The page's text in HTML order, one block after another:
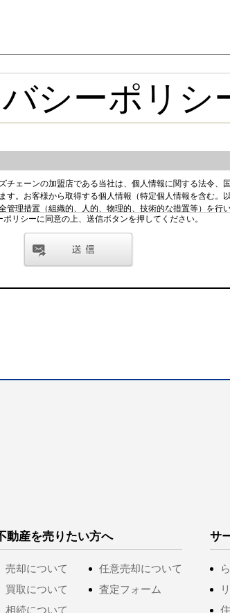
ポリシーに同意の上、送信ボタンを押してください。
動産を売りたい方へ
売却について
買取について
相続について
任意売却について
査定フォーム
サ